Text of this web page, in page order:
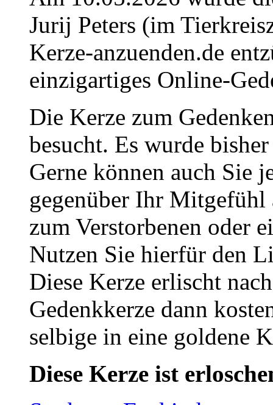
Jurij Peters (im
Kerze-anzuenden.de
einzigartiges Online-
Die Kerze zum
besucht. Es wurde
Gerne können auch Sie
gegenüber Ihr Mitgefühl
zum Verstorbenen oder
Nutzen Sie hierfür den
Diese Kerze erlischt
Gedenkkerze dann
selbige in eine goldene
Diese Kerze ist